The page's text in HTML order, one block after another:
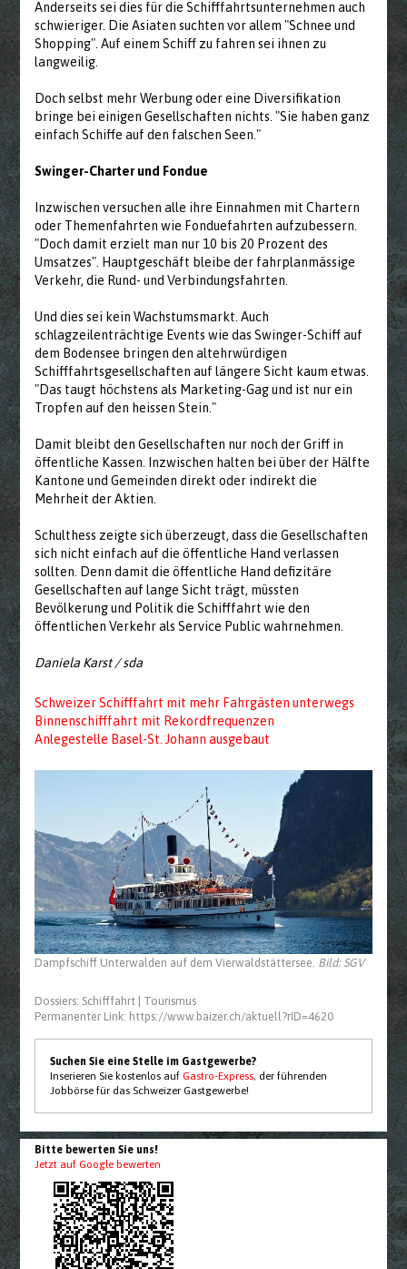
Anderseits sei dies für die Schifffahrtsunternehmen auch
schwieriger. Die Asiaten suchten vor allem "Schnee und
Shopping". Auf einem Schiff zu fahren sei ihnen zu
langweilig.
Doch selbst mehr Werbung oder eine Diversifikation
bringe bei einigen Gesellschaften nichts. "Sie haben ganz
einfach Schiffe auf den falschen Seen."
Swinger-Charter und Fondue
Inzwischen versuchen alle ihre Einnahmen mit Chartern
oder Themenfahrten wie Fonduefahrten aufzubessern.
"Doch damit erzielt man nur 10 bis 20 Prozent des
Umsatzes". Hauptgeschäft bleibe der fahrplanmässige
Verkehr, die Rund- und Verbindungsfahrten.
Und dies sei kein Wachstumsmarkt. Auch
schlagzeilenträchtige Events wie das Swinger-Schiff auf
dem Bodensee bringen den altehrwürdigen
Schifffahrtsgesellschaften auf längere Sicht kaum etwas.
"Das taugt höchstens als Marketing-Gag und ist nur ein
Tropfen auf den heissen Stein."
Damit bleibt den Gesellschaften nur noch der Griff in
öffentliche Kassen. Inzwischen halten bei über der Hälfte
Kantone und Gemeinden direkt oder indirekt die
Mehrheit der Aktien.
Schulthess zeigte sich überzeugt, dass die Gesellschaften
sich nicht einfach auf die öffentliche Hand verlassen
sollten. Denn damit die öffentliche Hand defizitäre
Gesellschaften auf lange Sicht trägt, müssten
Bevölkerung und Politik die Schifffahrt wie den
öffentlichen Verkehr als Service Public wahrnehmen.
Daniela Karst / sda
Schweizer Schifffahrt mit mehr Fahrgästen unterwegs
Binnenschifffahrt mit Rekordfrequenzen
Anlegestelle Basel-St. Johann ausgebaut
Dampfschiff Unterwalden auf dem Vierwaldstättersee. Bild: SGV
Dossiers:Schifffahrt
Tourismus
Permanenter Link: https://www.baizer.ch/aktuell?rID=4620
Suchen Sie eine Stelle im Gastgewerbe?
Inserieren Sie kostenlos aufGastro-Express, der führenden
Jobbörse für das Schweizer Gastgewerbe!
Bitte bewerten Sie uns!
Jetzt auf Google bewerten